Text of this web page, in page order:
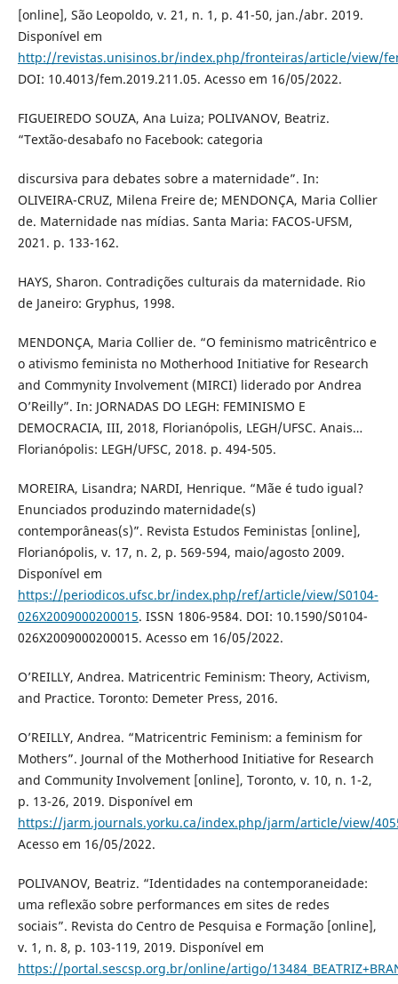
[online], São Leopoldo, v. 21, n. 1, p. 41-50, jan./abr. 2019.
Disponível em
http://revistas.unisinos.br/index.php/fronteiras/article/view/
DOI: 10.4013/fem.2019.211.05. Acesso em 16/05/2022.
FIGUEIREDO SOUZA, Ana Luiza; POLIVANOV, Beatriz.
“Textão-desabafo no Facebook: categoria
discursiva para debates sobre a maternidade”. In:
OLIVEIRA-CRUZ, Milena Freire de; MENDONÇA, Maria Collier
de. Maternidade nas mídias. Santa Maria: FACOS-UFSM,
2021. p. 133-162.
HAYS, Sharon. Contradições culturais da maternidade. Rio
de Janeiro: Gryphus, 1998.
MENDONÇA, Maria Collier de. “O feminismo matricêntrico e
o ativismo feminista no Motherhood Initiative for Research
and Commynity Involvement (MIRCI) liderado por Andrea
O’Reilly”. In: JORNADAS DO LEGH: FEMINISMO E
DEMOCRACIA, III, 2018, Florianópolis, LEGH/UFSC. Anais…
Florianópolis: LEGH/UFSC, 2018. p. 494-505.
MOREIRA, Lisandra; NARDI, Henrique. “Mãe é tudo igual?
Enunciados produzindo maternidade(s)
contemporâneas(s)”. Revista Estudos Feministas [online],
Florianópolis, v. 17, n. 2, p. 569-594, maio/agosto 2009.
Disponível em
https://periodicos.ufsc.br/index.php/ref/article/view/S0104-
026X2009000200015. ISSN 1806-9584. DOI: 10.1590/S0104-
026X2009000200015. Acesso em 16/05/2022.
O’REILLY, Andrea. Matricentric Feminism: Theory, Activism,
and Practice. Toronto: Demeter Press, 2016.
O’REILLY, Andrea. “Matricentric Feminism: a feminism for
Mothers”. Journal of the Motherhood Initiative for Research
and Community Involvement [online], Toronto, v. 10, n. 1-2,
p. 13-26, 2019. Disponível em
https://jarm.journals.yorku.ca/index.php/jarm/article/view/
Acesso em 16/05/2022.
POLIVANOV, Beatriz. “Identidades na contemporaneidade:
uma reflexão sobre performances em sites de redes
sociais”. Revista do Centro de Pesquisa e Formação [online],
v. 1, n. 8, p. 103-119, 2019. Disponível em
https://portal.sescsp.org.br/online/artigo/